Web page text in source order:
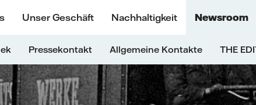
Unser Geschäft Nachhaltigkeit Newsroom
Pressekontakt Allgemeine Kontakte THE